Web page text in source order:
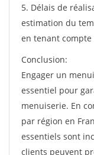
5. Délais de
estimation du
en tenant
Conclusion:
Engager un
essentiel pour
menuiserie. En
par région en
essentiels sont
clients peuvent